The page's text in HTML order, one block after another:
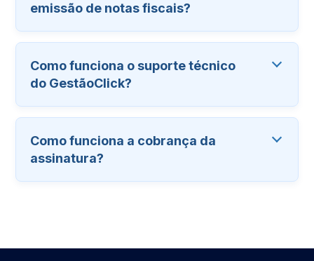
emissão de notas fiscais?
Como funciona o suporte técnico
do GestãoClick?
Como funciona a cobrança da
assinatura?